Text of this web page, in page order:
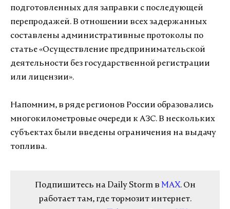
подготовленных для заправки с последующей
перепродажей. В отношении всех задержанных
составлены административные протоколы по
статье «Осуществление предпринимательской
деятельности без государственной регистрации
или лицензии».
Напомним, в ряде регионов России образовались
многокилометровые очереди к АЗС. В нескольких
субъектах были введены ограничения на выдачу
топлива.
Подпишитесь на Daily Storm в MAX. Он
работает там, где тормозит интернет.